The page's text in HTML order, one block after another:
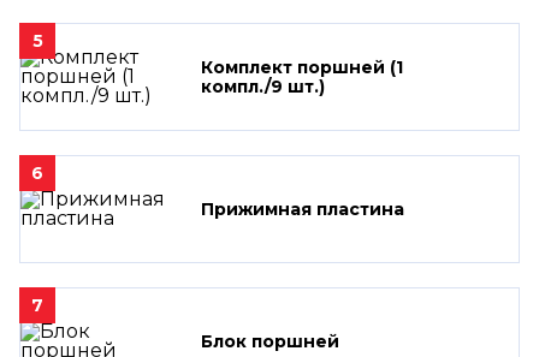
5
Комплект поршней (1
компл./9 шт.)
6
Прижимная пластина
7
Блок поршней